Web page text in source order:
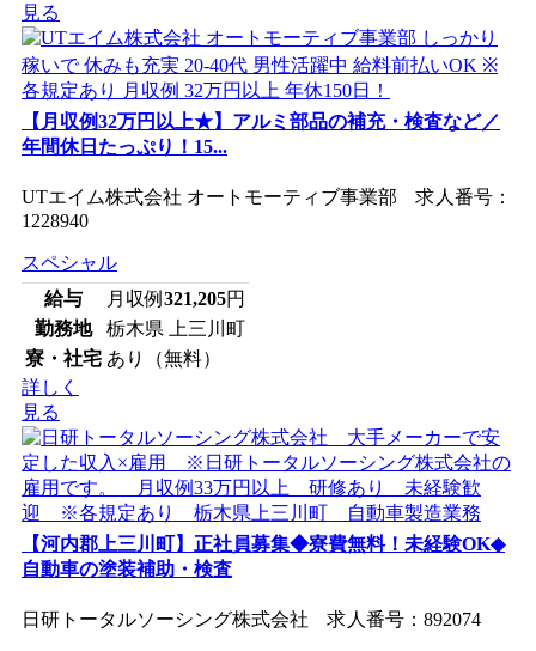
見る
【月収例32万円以上★】アルミ部品の補充・検査など／
年間休日たっぷり！15...
UTエイム株式会社 オートモーティブ事業部 求人番号：
1228940
スペシャル
給与
月収例 321,205円
勤務地
栃木県 上三川町
寮・社宅 あり（無料）
詳しく
見る
【河内郡上三川町】正社員募集◆寮費無料！未経験OK◆
自動車の塗装補助・検査
日研トータルソーシング株式会社 求人番号：892074